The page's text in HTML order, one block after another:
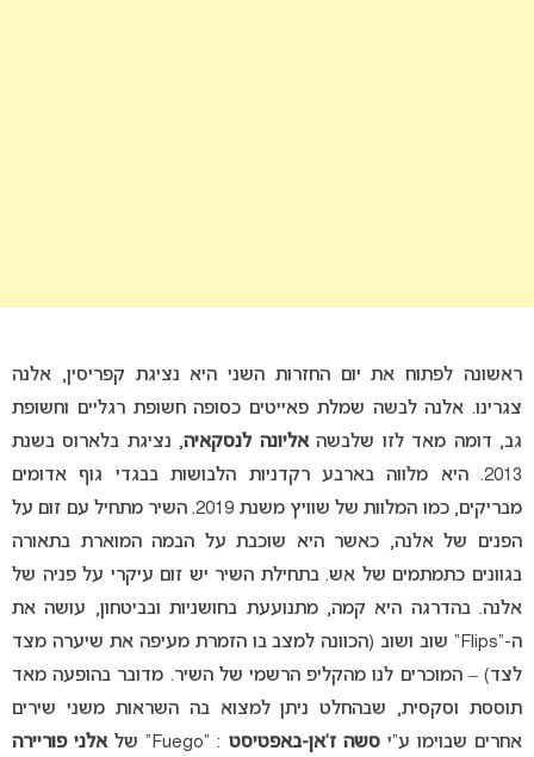
ראשונה לפתוח את יום החזרות השני היא נציגת קפריסין, אלנה
צגרינו. אלנה לבשה שמלת פאייטים כסופה חשופת רגליים וחשופת
גב, דומה מאד לזו שלבשהאליונה לנסקאיה, נציגת בלארוס בשנת
2013. היא מלווה בארבע רקדניות הלבושות בבגדי גוף אדומים
מבריקים, כמו המלוות של שוויץ משנת 2019. השיר מתחיל עם זום על
הפנים של אלנה, כאשר היא שוכבת על הבמה המוארת בתאורה
בגוונים כתמתמים של אש. בתחילת השיר יש זום עיקרי על פניה של
אלנה. בהדרגה היא קמה, מתנועעת בחושניות ובביטחון, עושה את
ה-“Flips” שוב ושוב (הכוונה למצב בו הזמרת מעיפה את שיערה מצד
לצד) – המוכרים לנו מהקליפ הרשמי של השיר. מדובר בהופעה מאד
תוססת וסקסית, שבהחלט ניתן למצוא בה השראות משני שירים
אחרים שבוימו ע”יסשה ז’אן-באפטיסט : “Fuego” של
אלני פוריירה